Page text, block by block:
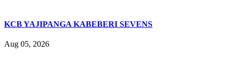
KCB YAJIPANGA KABEBERI SEVENS
Aug 05, 2026